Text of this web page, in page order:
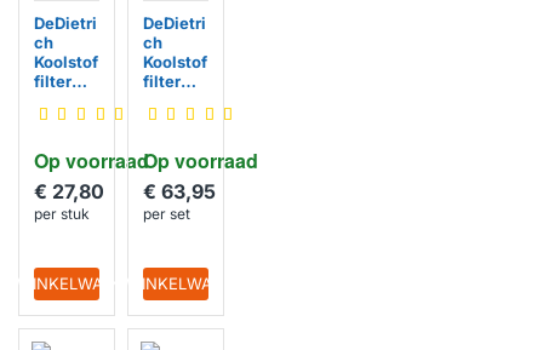
Op voorraad
DeDietri
ch
Koolstof
filter
9
€ 27,80
per stuk
WINKELWAGEN
Op voorraad
DeDietri
ch
Koolstof
filter
€ 63,95
per set
IN WINKELWAGEN